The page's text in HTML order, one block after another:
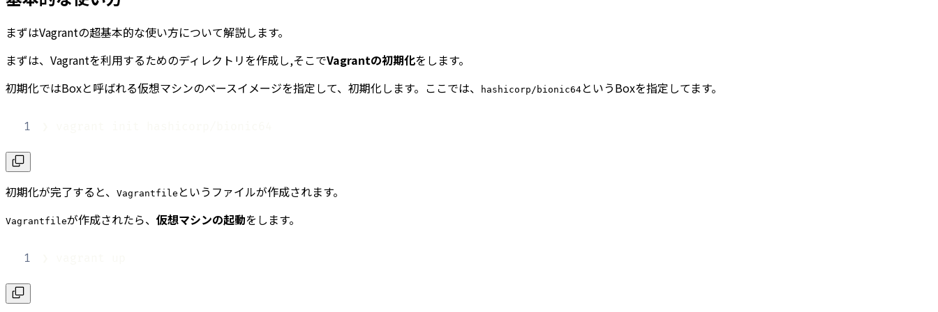
まずはVagrantの超基本的な使い方について解説します。
まずは、Vagrantを利用するためのディレクトリを作成し,そこでVagrantの初期化をします。
初期化ではBoxと呼ばれる仮想マシンのベースイメージを指定して、初期化します。ここでは、
hashicorp/bionic64 というBoxを指定してます。
1
初期化が完了すると、 Vagrantfile というファイルが作成されます。
Vagrantfileが作成されたら、 仮想マシンの起動をします。
1